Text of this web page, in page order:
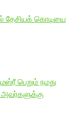
தேசியக் கொடியை
பெறும் நமது
அவர்களுக்கு